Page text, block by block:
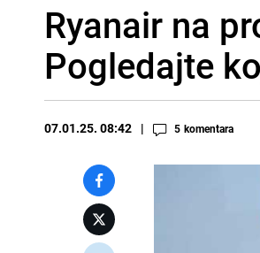
Ryanair na
Pogledajte
07.01.25. 08:42 5 komentara